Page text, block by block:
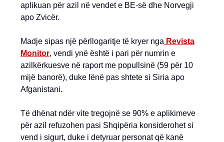
aplikuan për azil në vendet e BE-së dhe Norvegji
apo Zvicër.
Madje sipas një përllogaritje të kryer nga Revista
Monitor, vendi ynë është i pari për numrin e
azilkërkuesve në raport me popullsinë (59 për 10
mijë banorë), duke lënë pas shtete si Siria apo
Afganistani.
Të dhënat ndër vite tregojnë se 90% e aplikimeve
për azil refuzohen pasi Shqipëria konsiderohet si
vend i sigurt, duke i detyruar personat që kanë